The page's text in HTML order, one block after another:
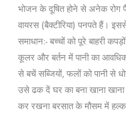
भोजन के दूषित होने से अनेक
वायरस (बैक्टीरिया) पनपते हैं।
समाधान:- बच्चों को पूरे बाहरी
कूलर और बर्तन में पानी का
से बचें सब्जियों, फलों को पानी से
उसे ढक दें घर का बना खाना
कर रखना बरसात के मौसम में